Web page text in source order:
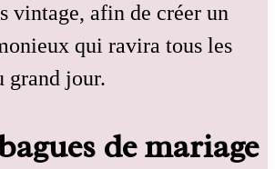
vintage, afin de créer un
qui ravira tous les
grand jour.
de mariage